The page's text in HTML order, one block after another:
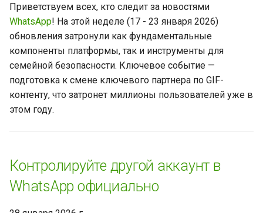
телефонные звонки: как
общаться с клиентами в
2025 году?
Конструктор ссылок
WhatsApp – помощник в
начале диалога с клиентом
чатов и звонков
WhatsApp стал лояльнее –
Приветствуем всех, кто следит за новостями
WhatsApp! На этой неделе (17 - 23 января 2026)
обновления затронули как фундаментальные
компоненты платформы, так и инструменты для
семейной безопасности. Ключевое событие —
подготовка к смене ключевого партнера по GIF-
контенту, что затронет миллионы пользователей уже в
этом году.
Контролируйте другой аккаунт в
WhatsApp официально